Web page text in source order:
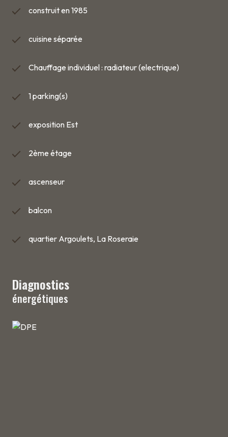
construit en 1985
cuisine séparée
Chauffage individuel : radiateur (electrique)
1 parking(s)
exposition Est
2ème étage
ascenseur
balcon
quartier Argoulets, La Roseraie
Diagnostics
énergétiques